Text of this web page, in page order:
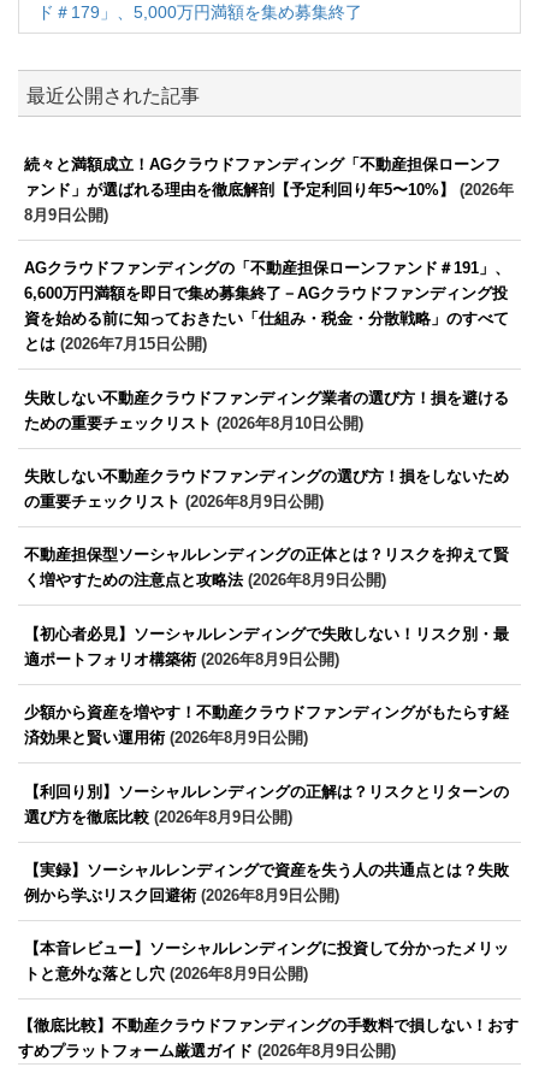
ド＃179」、5,000万円満額を集め募集終了
最近公開された記事
続々と満額成立！AGクラウドファンディング「不動産担保ローンフ
ァンド」が選ばれる理由を徹底解剖【予定利回り年5〜10%】
(2026年
8月9日公開)
AGクラウドファンディングの「不動産担保ローンファンド＃191」、
6,600万円満額を即日で集め募集終了－AGクラウドファンディング投
資を始める前に知っておきたい「仕組み・税金・分散戦略」のすべて
とは (2026年7月15日公開)
失敗しない不動産クラウドファンディング業者の選び方！損を避ける
ための重要チェックリスト (2026年8月10日公開)
失敗しない不動産クラウドファンディングの選び方！損をしないため
の重要チェックリスト (2026年8月9日公開)
不動産担保型ソーシャルレンディングの正体とは？リスクを抑えて賢
く増やすための注意点と攻略法(2026年8月9日公開)
【初心者必見】ソーシャルレンディングで失敗しない！リスク別・最
適ポートフォリオ構築術 (2026年8月9日公開)
少額から資産を増やす！不動産クラウドファンディングがもたらす経
済効果と賢い運用術 (2026年8月9日公開)
【利回り別】ソーシャルレンディングの正解は？リスクとリターンの
選び方を徹底比較 (2026年8月9日公開)
【実録】ソーシャルレンディングで資産を失う人の共通点とは？失敗
例から学ぶリスク回避術 (2026年8月9日公開)
【本音レビュー】ソーシャルレンディングに投資して分かったメリッ
トと意外な落とし穴 (2026年8月9日公開)
【徹底比較】不動産クラウドファンディングの手数料で損しない！おす
すめプラットフォーム厳選ガイド (2026年8月9日公開)